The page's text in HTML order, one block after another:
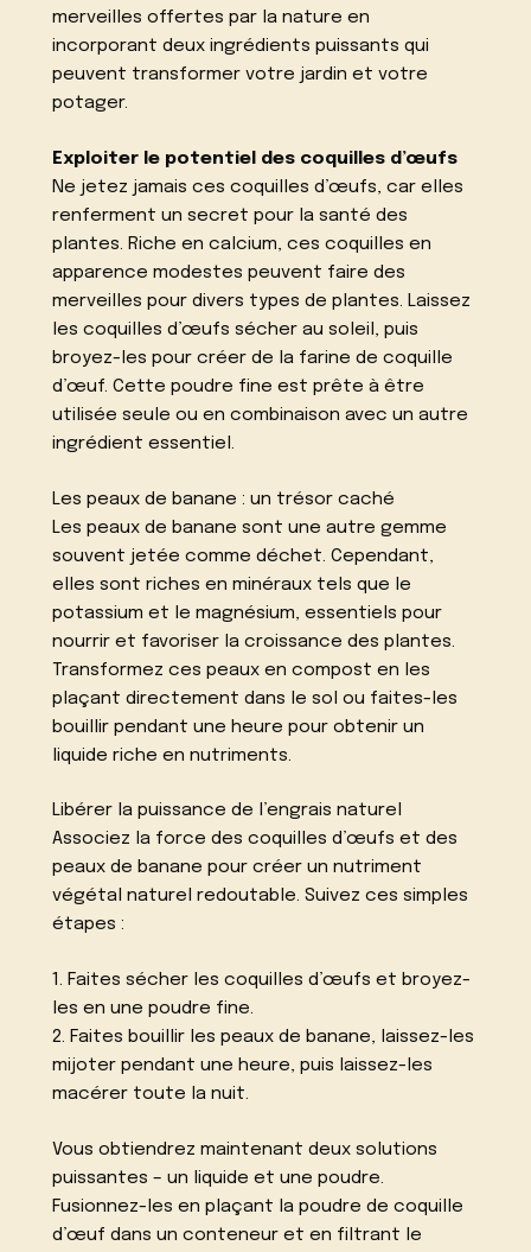
merveilles offertes par la nature en
incorporant deux ingrédients puissants qui
peuvent transformer votre jardin et votre
potager.
Exploiter le potentiel des coquilles d’œufs
Ne jetez jamais ces coquilles d’œufs, car elles
renferment un secret pour la santé des
plantes. Riche en calcium, ces coquilles en
apparence modestes peuvent faire des
merveilles pour divers types de plantes. Laissez
les coquilles d’œufs sécher au soleil, puis
broyez-les pour créer de la farine de coquille
d’œuf. Cette poudre fine est prête à être
utilisée seule ou en combinaison avec un autre
ingrédient essentiel.
Les peaux de banane : un trésor caché
Les peaux de banane sont une autre gemme
souvent jetée comme déchet. Cependant,
elles sont riches en minéraux tels que le
potassium et le magnésium, essentiels pour
nourrir et favoriser la croissance des plantes.
Transformez ces peaux en compost en les
plaçant directement dans le sol ou faites-les
bouillir pendant une heure pour obtenir un
liquide riche en nutriments.
Libérer la puissance de l’engrais naturel
Associez la force des coquilles d’œufs et des
peaux de banane pour créer un nutriment
végétal naturel redoutable. Suivez ces simples
étapes :
1. Faites sécher les coquilles d’œufs et broyez-
les en une poudre fine.
2. Faites bouillir les peaux de banane, laissez-les
mijoter pendant une heure, puis laissez-les
macérer toute la nuit.
Vous obtiendrez maintenant deux solutions
puissantes – un liquide et une poudre.
Fusionnez-les en plaçant la poudre de coquille
d’œuf dans un conteneur et en filtrant le